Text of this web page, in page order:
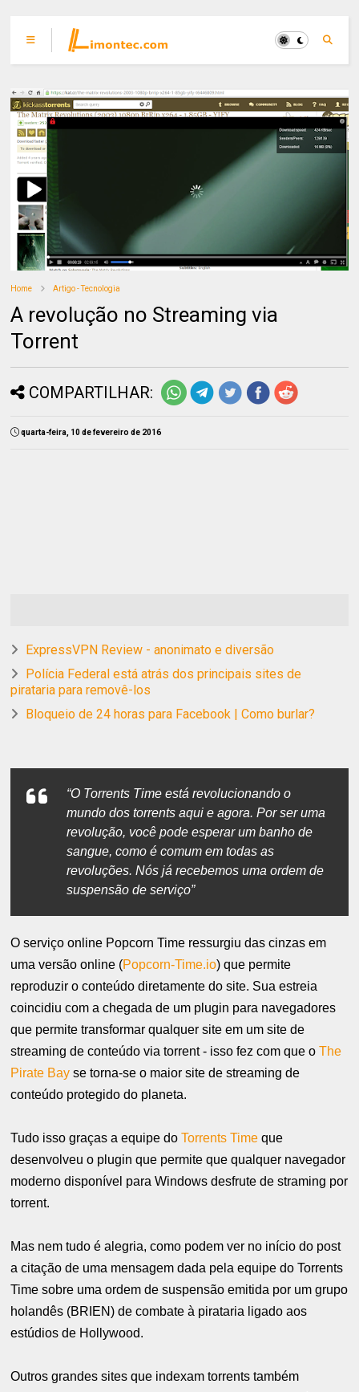
Home Artigo - Tecnologia
A revolução no Streaming via
Torrent
COMPARTILHAR:
quarta-feira, 10 de fevereiro de 2016
ExpressVPN Review - anonimato e diversão
Polícia Federal está atrás dos principais sites de
pirataria para removê-los
Bloqueio de 24 horas para Facebook | Como burlar?
“O Torrents Time está revolucionando o
mundo dos torrents aqui e agora. Por ser uma
revolução, você pode esperar um banho de
sangue, como é comum em todas as
revoluções. Nós já recebemos uma ordem de
suspensão de serviço”
O serviço online Popcorn Time ressurgiu das cinzas em
uma versão online (Popcorn-Time.io) que permite
reproduzir o conteúdo diretamente do site. Sua estreia
coincidiu com a chegada de um plugin para navegadores
que permite transformar qualquer site em um site de
streaming de conteúdo via torrent - isso fez com que oThe
Pirate Bay se torna-se o maior site de streaming de
conteúdo protegido do planeta.
Tudo isso graças a equipe doTorrents Time que
desenvolveu o plugin que permite que qualquer navegador
moderno disponível para Windows desfrute de straming por
torrent.
Mas nem tudo é alegria, como podem ver no início do post
a citação de uma mensagem dada pela equipe do Torrents
Time sobre uma ordem de suspensão emitida por um grupo
holandês (BRIEN)de combate à pirataria ligado aos
estúdios de Hollywood.
Outros grandes sites que indexam torrents também